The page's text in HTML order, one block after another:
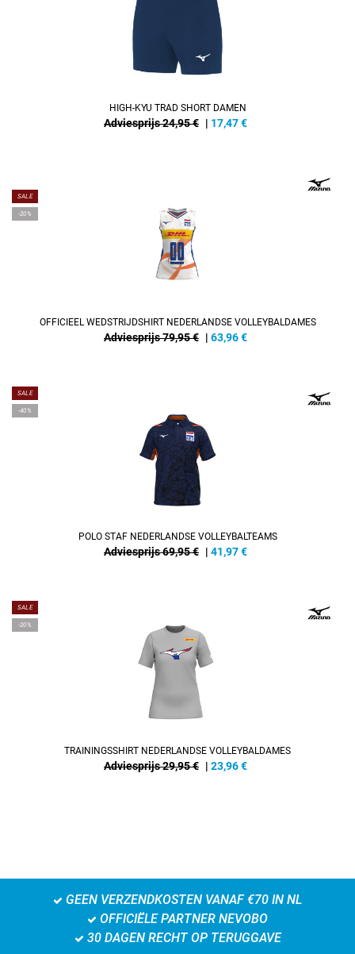
HIGH-KYU TRAD SHORT DAMEN
Adviesprijs 24,95 € | 17,47€
SALE
-20%
OFFICIEEL WEDSTRIJDSHIRT NEDERLANDSE VOLLEYBALDAMES
Adviesprijs 79,95 € | 63,96€
SALE
-40%
POLO STAF NEDERLANDSE VOLLEYBALTEAMS
Adviesprijs 69,95 € | 41,97€
SALE
-20%
TRAININGSSHIRT NEDERLANDSE VOLLEYBALDAMES
Adviesprijs 29,95 € | 23,96€
GEEN VERZENDKOSTEN VANAF €70 IN NL
OFFICIËLE PARTNER NEVOBO
30 DAGEN RECHT OP TERUGGAVE